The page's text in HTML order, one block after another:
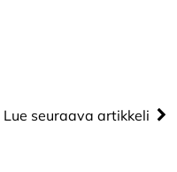
Lue seuraava artikkeli